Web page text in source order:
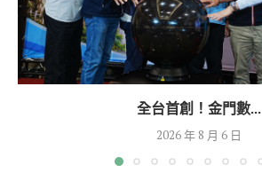
全台首創！金門數...
2026 年 8 月 6 日